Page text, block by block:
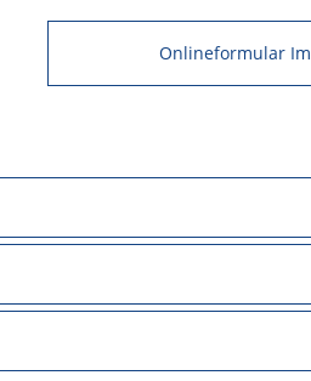
Onlineformular